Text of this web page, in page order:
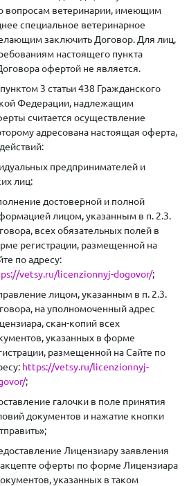
вопросам ветеринарии, имеющим
специальное ветеринарное
заключить Договор. Для лиц,
настоящего пункта
офертой не является.
3 статьи 438 Гражданского
Федерации, надлежащим
считается осуществление
адресована настоящая оферта,
предпринимателей и
лиц:
достоверной и полной
лицом, указанным в п. 2.3.
всех обязательных полей в
регистрации, размещенной на
по адресу:
vetsy.ru/licenzionnyj-dogovor/;
лицом, указанным в п. 2.3.
на уполномоченный адрес
скан-копий всех
указанных в форме
размещенной на Сайте по
https://vetsy.ru/licenzionnyj-
;
галочки в поле принятия
документов и нажатие кнопки
Лицензиару заявления
оферты по форме Лицензиара
указанных в таком